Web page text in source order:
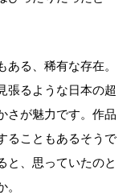
る、稀有な存在。
張るような日本の超
さが魅力です。作品
ることもあるそうで
と、思っていたのと